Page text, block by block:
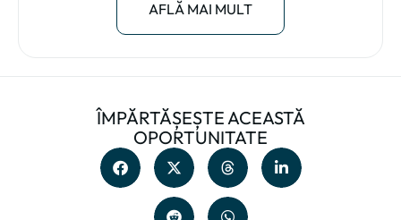
AFLĂ MAI MULT
ÎMPĂRTĂȘEȘTE ACEASTĂ
OPORTUNITATE